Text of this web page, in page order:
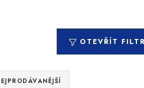
OTEVŘÍT FILTR